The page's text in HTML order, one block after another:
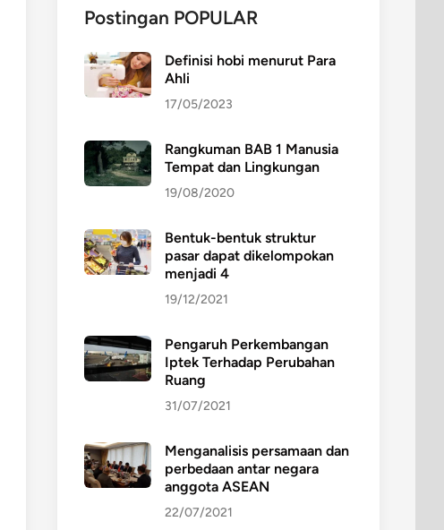
Postingan POPULAR
Definisi hobi menurut Para
Ahli
17/05/2023
Rangkuman BAB 1 Manusia
Tempat dan Lingkungan
19/08/2020
Bentuk-bentuk struktur
pasar dapat dikelompokan
menjadi 4
19/12/2021
Pengaruh Perkembangan
Iptek Terhadap Perubahan
Ruang
31/07/2021
Menganalisis persamaan dan
perbedaan antar negara
anggota ASEAN
22/07/2021